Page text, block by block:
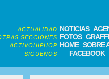
ACTUALIDAD NOTICIAS
SECCIONES FOTOS
ACTIVOHIPHOP HOME SOBRE
SIGUENOS FACEBOOK